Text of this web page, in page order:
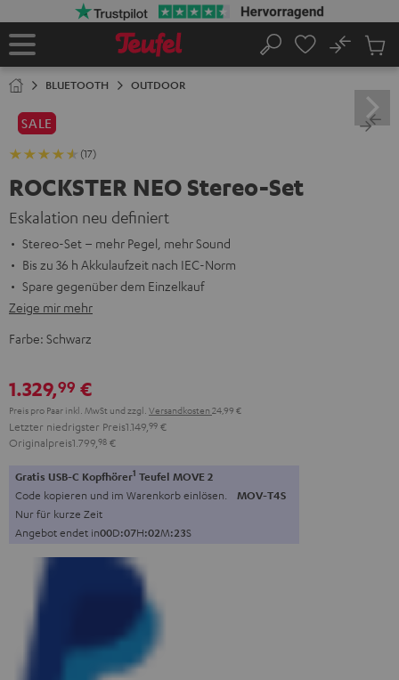
Startseite
Suche
No
BLUETOOTH OUTDOOR
SALE
(17)
ROCKSTER NEO Stereo-Set
Eskalation neu definiert
Stereo-Set – mehr Pegel, mehr Sound
Bis zu 36 h Akkulaufzeit nach IEC-Norm
Spare gegenüber dem Einzelkauf
Zeige mir mehr
Farbe: Schwarz
1.329,99 €
Preis pro Paar inkl. MwSt und zzgl. Versandkosten 24,99 €
Letzter niedrigster Preis1.149, 99 €
Originalpreis1.799, 98 €
Gratis USB-C Kopfhörer1 Teufel MOVE 2
Code kopieren und im Warenkorb einlösen. MOV-T4S
Nur für kurze Zeit
Angebot endet in00D:07H:02M:22S